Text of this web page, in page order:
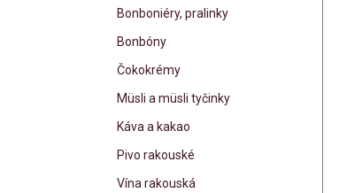
Bonboniéry, pralinky
Bonbóny
Čokokrémy
Müsli a müsli tyčinky
Káva a kakao
Pivo rakouské
Vína rakouská